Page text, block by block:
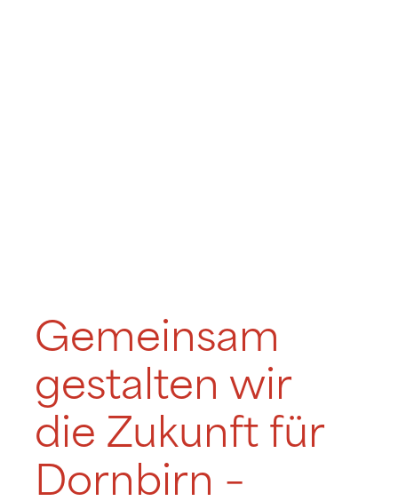
Gemeinsam
gestalten wir
die Zukunft für
Dornbirn –